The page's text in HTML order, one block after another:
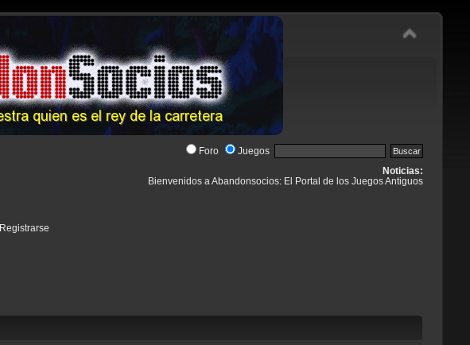
Foro Juegos
Noticias:
Bienvenidos a Abandonsocios: El Portal de los Juegos Antiguos
Registrarse